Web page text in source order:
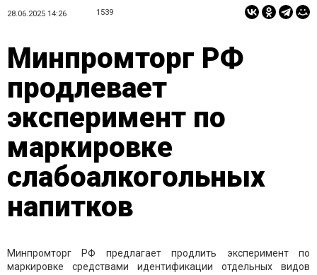
28.06.2025 14:26 1539
Минпромторг РФ
продлевает
эксперимент по
маркировке
слабоалкогольных
напитков
Минпромторг РФ предлагает продлить эксперимент по
маркировке средствами идентификации отдельных видов